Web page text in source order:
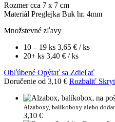
Rozmer cca 7 x 7 cm
Materiál Preglejka Buk hr. 4mm
Množstevné zľavy
10 – 19 ks 3,65 € / ks
20+ ks 3,40 € / ks
Obľúbené Opýtať sa Zdieľať
Doručenie od 3,10 € Rozbaliť
Alzaboxy, balíkoboxy alebo
3,10 €